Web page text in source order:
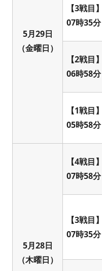
5月29日
（金曜日）
【3戦目】
07時35分
【2戦目】
06時58分
【1戦目】
05時58分
5月28日
（木曜日）
【4戦目】
07時58分
【3戦目】
07時35分